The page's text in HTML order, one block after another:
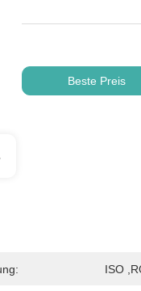
Beste Preis
ISO